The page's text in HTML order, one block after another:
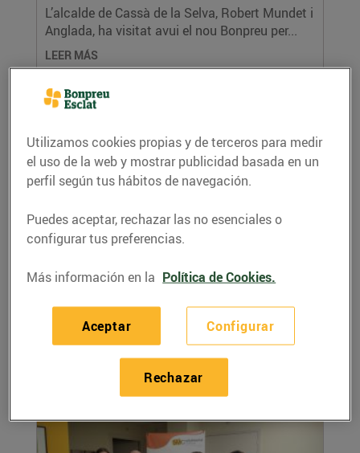
L’alcalde de Cassà de la Selva, Robert Mundet i
Anglada, ha visitat avui el nou Bonpreu per...
LEER MÁS
El Grup Bon Preu finalitza la primera fase
17/noviembre/2021
L’actual Esclat s’ubica al C/Mata, 11, on fins
ara hi havia el Bonpreu Durant aquesta...
Utilizamos cookies propias y de terceros para medir
el uso de la web y mostrar publicidad basada en un
perfil según tus hábitos de navegación.
Puedes aceptar, rechazar las no esenciales o
configurar tus preferencias.
Más información en la Política de Cookies.
Configurar
Rechazar
Aceptar